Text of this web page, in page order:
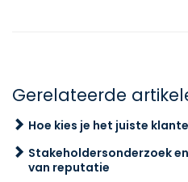
Gerelateerde
Hoe kies je het juiste
Stakeholdersonderzoek
van reputatie